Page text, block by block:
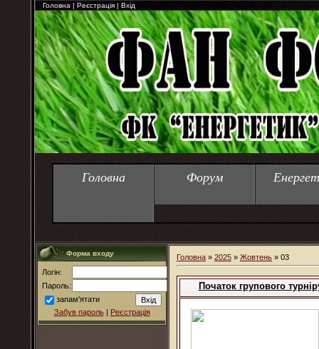
Головна | Реєстрація | Вхід
Головна Форум
Форма входу
Логін:
Пароль:
запам'ятати
Забув пароль| Реєстрація
Головна » 2025 » Жовтень » 03
Початок групового